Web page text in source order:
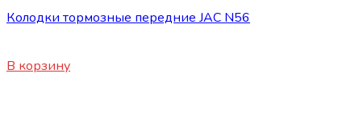
Колодки тормозные передние JAC N56
В корзину